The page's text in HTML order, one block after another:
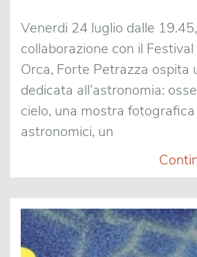
Venerdi 24 luglio dalle
collaborazione con il
Orca, Forte Petrazza ospita
dedicata all’astronomia:
cielo, una mostra
astronomici, un